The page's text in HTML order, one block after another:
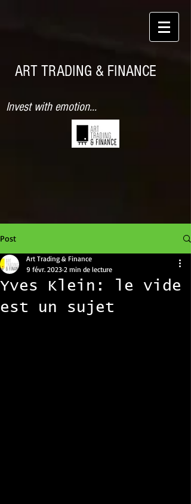
ART TRADING & FINANCE
Invest with emotion...
Post
Yves Klein: le vide
est un sujet
Art Trading & Finance
9 févr. 2023 2 min de lecture